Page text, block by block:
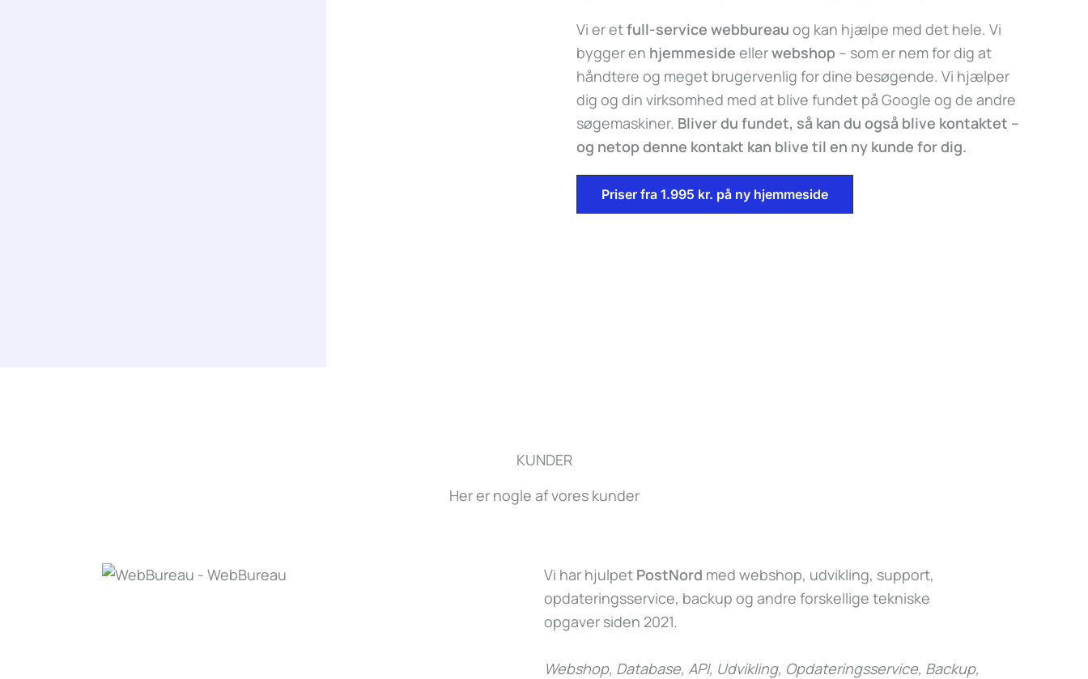
Vi er etfull-service webbureau og kan hjælpe med det hele. Vi
bygger en hjemmeside ellerwebshop – som er nem for dig at
håndtere og meget brugervenlig for dine besøgende. Vi hjælper
dig og din virksomhed med at blive fundet på Google og de andre
søgemaskiner. Bliver du fundet, så kan du også blive kontaktet –
og netop denne kontakt kan blive til en ny kunde for dig.
Priser fra 1.995 kr. på ny hjemmeside
KUNDER
Her er nogle af vores kunder
Vi har hjulpet PostNord med webshop, udvikling, support,
opdateringsservice, backup og andre forskellige tekniske
opgaver siden 2021.
Webshop, Database, API, Udvikling, Opdateringsservice, Backup,